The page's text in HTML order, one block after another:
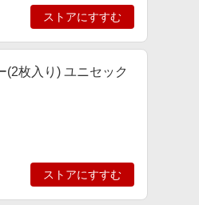
ストアにすすむ
(2枚入り) ユニセック
ストアにすすむ